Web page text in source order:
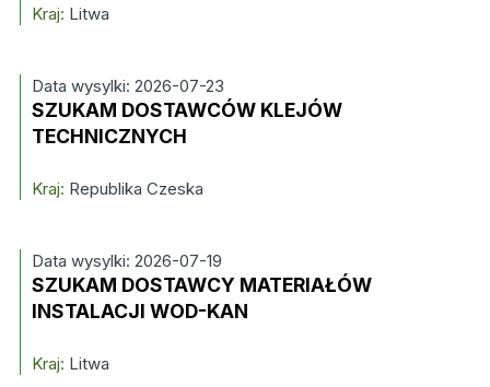
Kraj: Litwa
Data wysylki: 2026-07-23
SZUKAM DOSTAWCÓW KLEJÓW
TECHNICZNYCH
Kraj: Republika Czeska
Data wysylki: 2026-07-19
SZUKAM DOSTAWCY MATERIAŁÓW
INSTALACJI WOD-KAN
Kraj: Litwa